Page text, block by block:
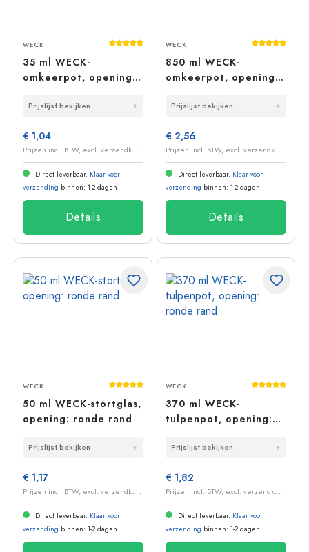
Gemiddelde waardering van 5 van 5
WECK
35 ml WECK-
omkeerpot, opening:
Prijslijst bekijken
€ 1,04
P
rijzen incl. BTW, excl. verzendkosten
Direct leverbaar. Klaar voor
verzending binnen: 1-2 dagen
Details
WECK
850 ml WECK-
omkeerpot, opening:
Prijslijst bekijken
€ 2,56
P
rijzen incl. BTW, excl. verzendkosten
Direct leverbaar. Klaar voor
verzending binnen: 1-2 dagen
Details
Gemiddelde waardering van 5 van 5
WECK
50 ml WECK-stortglas,
opening: ronde rand
Prijslijst bekijken
€ 1,17
P
rijzen incl. BTW, excl. verzendkosten
Direct leverbaar. Klaar voor
verzending binnen: 1-2 dagen
WECK
370 ml WECK-
tulpenpot, opening:
Prijslijst bekijken
€ 1,82
P
rijzen incl. BTW, excl. verzendkosten
Direct leverbaar. Klaar voor
verzending binnen: 1-2 dagen